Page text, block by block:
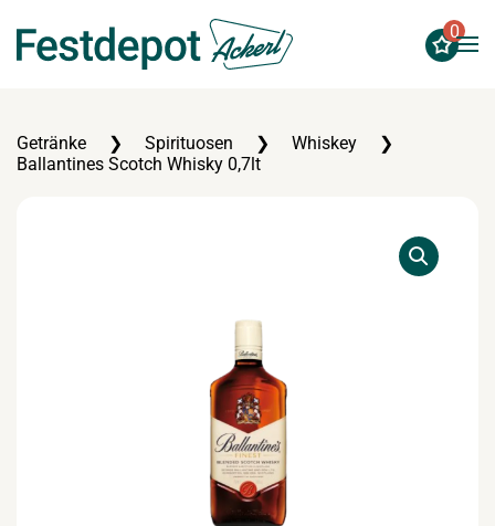
Zum Hauptinhalt springen
0
Getränke Spirituosen
Whiskey
Ballantines Scotch Whisky 0,7lt